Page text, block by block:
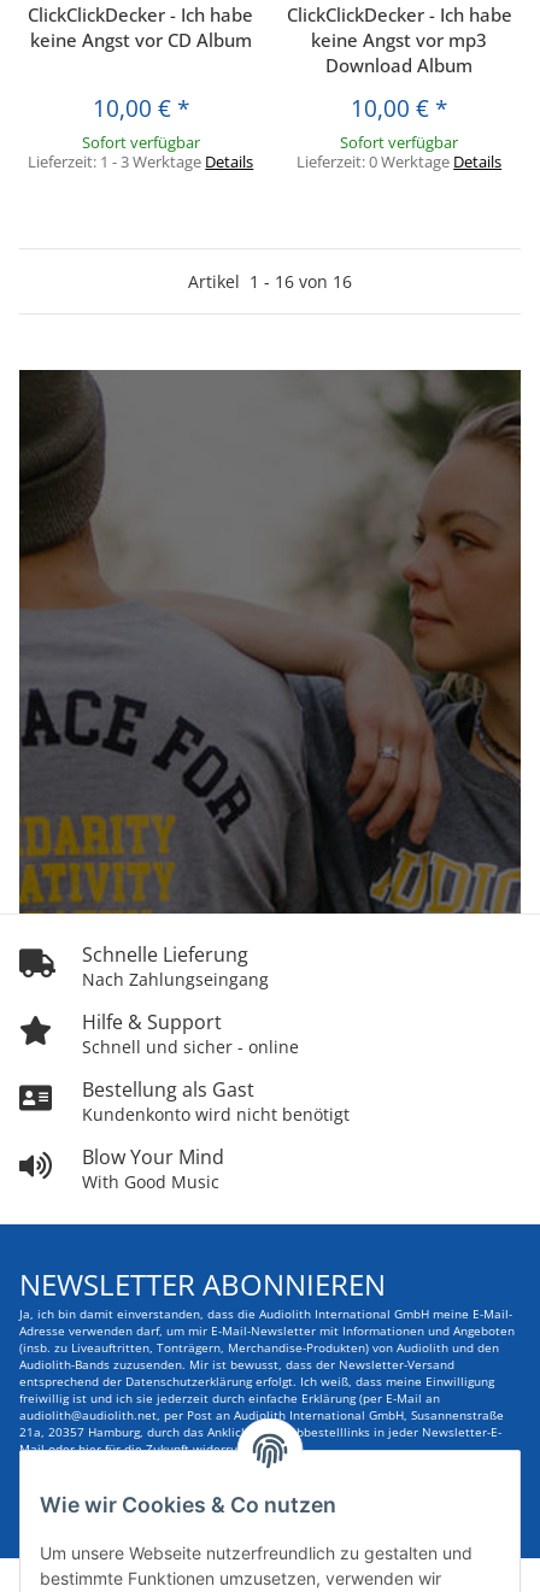
Wie wir Cookies & Co nutzen
Um unsere Webseite nutzerfreundlich zu gestalten und
bestimmte Funktionen umzusetzen, verwenden wir
ClickClickDecker - Ich habe
keine Angst vor CD Album
10,00 € *
Sofort verfügbar
Lieferzeit: 1 - 3 Werktage Details
ClickClickDecker - Ich habe
keine Angst vor mp3
Download Album
10,00 € *
Sofort verfügbar
Lieferzeit:0 Werktage Details
Artikel 1 - 16 von 16
Schnelle Lieferung
Nach Zahlungseingang
Hilfe & Support
Schnell und sicher - online
Bestellung als Gast
Kundenkonto wird nicht benötigt
Blow Your Mind
With Good Music
NEWSLETTER ABONNIEREN
Ja, ich bin damit einverstanden, dass die Audiolith International GmbH meine E-Mail-
Adresse verwenden darf, um mir E-Mail-Newsletter mit Informationen und Angeboten
(insb. zu Liveauftritten, Tonträgern, Merchandise-Produkten) von Audiolith und den
Audiolith-Bands zuzusenden. Mir ist bewusst, dass der Newsletter-Versand
entsprechend der Datenschutzerklärung erfolgt. Ich weiß, dass meine Einwilligung
freiwillig ist und ich sie jederzeit durch einfache Erklärung (per E-Mail an
audiolith@audiolith.net, per Post an Audiolith International GmbH, Susannenstraße
21a, 20357 Hamburg, durch das Anklicken des Abbestelllinks in jeder Newsletter-E-
Mail oder hier für die Zukunft widerrufen kann.